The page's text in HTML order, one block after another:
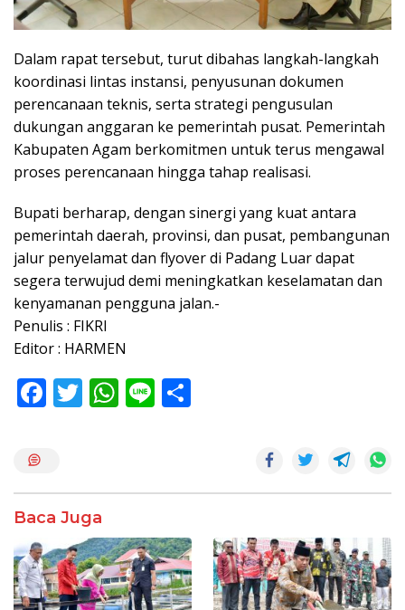
Dalam rapat tersebut, turut dibahas langkah-langkah
koordinasi lintas instansi, penyusunan dokumen
perencanaan teknis, serta strategi pengusulan
dukungan anggaran ke pemerintah pusat. Pemerintah
Kabupaten Agam berkomitmen untuk terus mengawal
proses perencanaan hingga tahap realisasi.
Bupati berharap, dengan sinergi yang kuat antara
pemerintah daerah, provinsi, dan pusat, pembangunan
jalur penyelamat dan flyover di Padang Luar dapat
segera terwujud demi meningkatkan keselamatan dan
kenyamanan pengguna jalan.-
Penulis : FIKRI
Editor : HARMEN
F
o
o
k
T W
p
p
Li
Baca Juga